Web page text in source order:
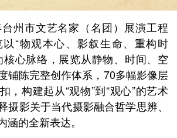
州市文艺名家（名团）展演工程
“物观本心、影叙生命、重构时
核心脉络，展览从静物、时间、空
铺陈完整创作体系，70多幅影像层
，构建起从“观物”到“观心”的艺术
摄影关于当代摄影融合哲学思辨、
的全新表达。